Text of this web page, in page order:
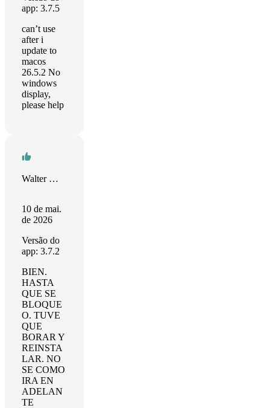
app: 3.7.5
can’t use
after i
update to
macos
26.5.2 No
windows
display,
please help
Walter MORALES
10 de mai.
de 2026
Versão do
app: 3.7.2
BIEN.
HASTA
QUE SE
BLOQUE
O. TUVE
QUE
BORAR Y
REINSTA
LAR. NO
SE COMO
IRA EN
ADELAN
TE